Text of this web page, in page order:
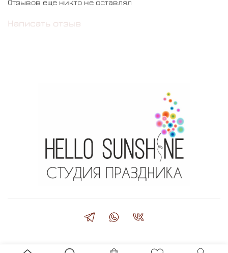
Отзывов еще никто не оставлял
Написать отзыв